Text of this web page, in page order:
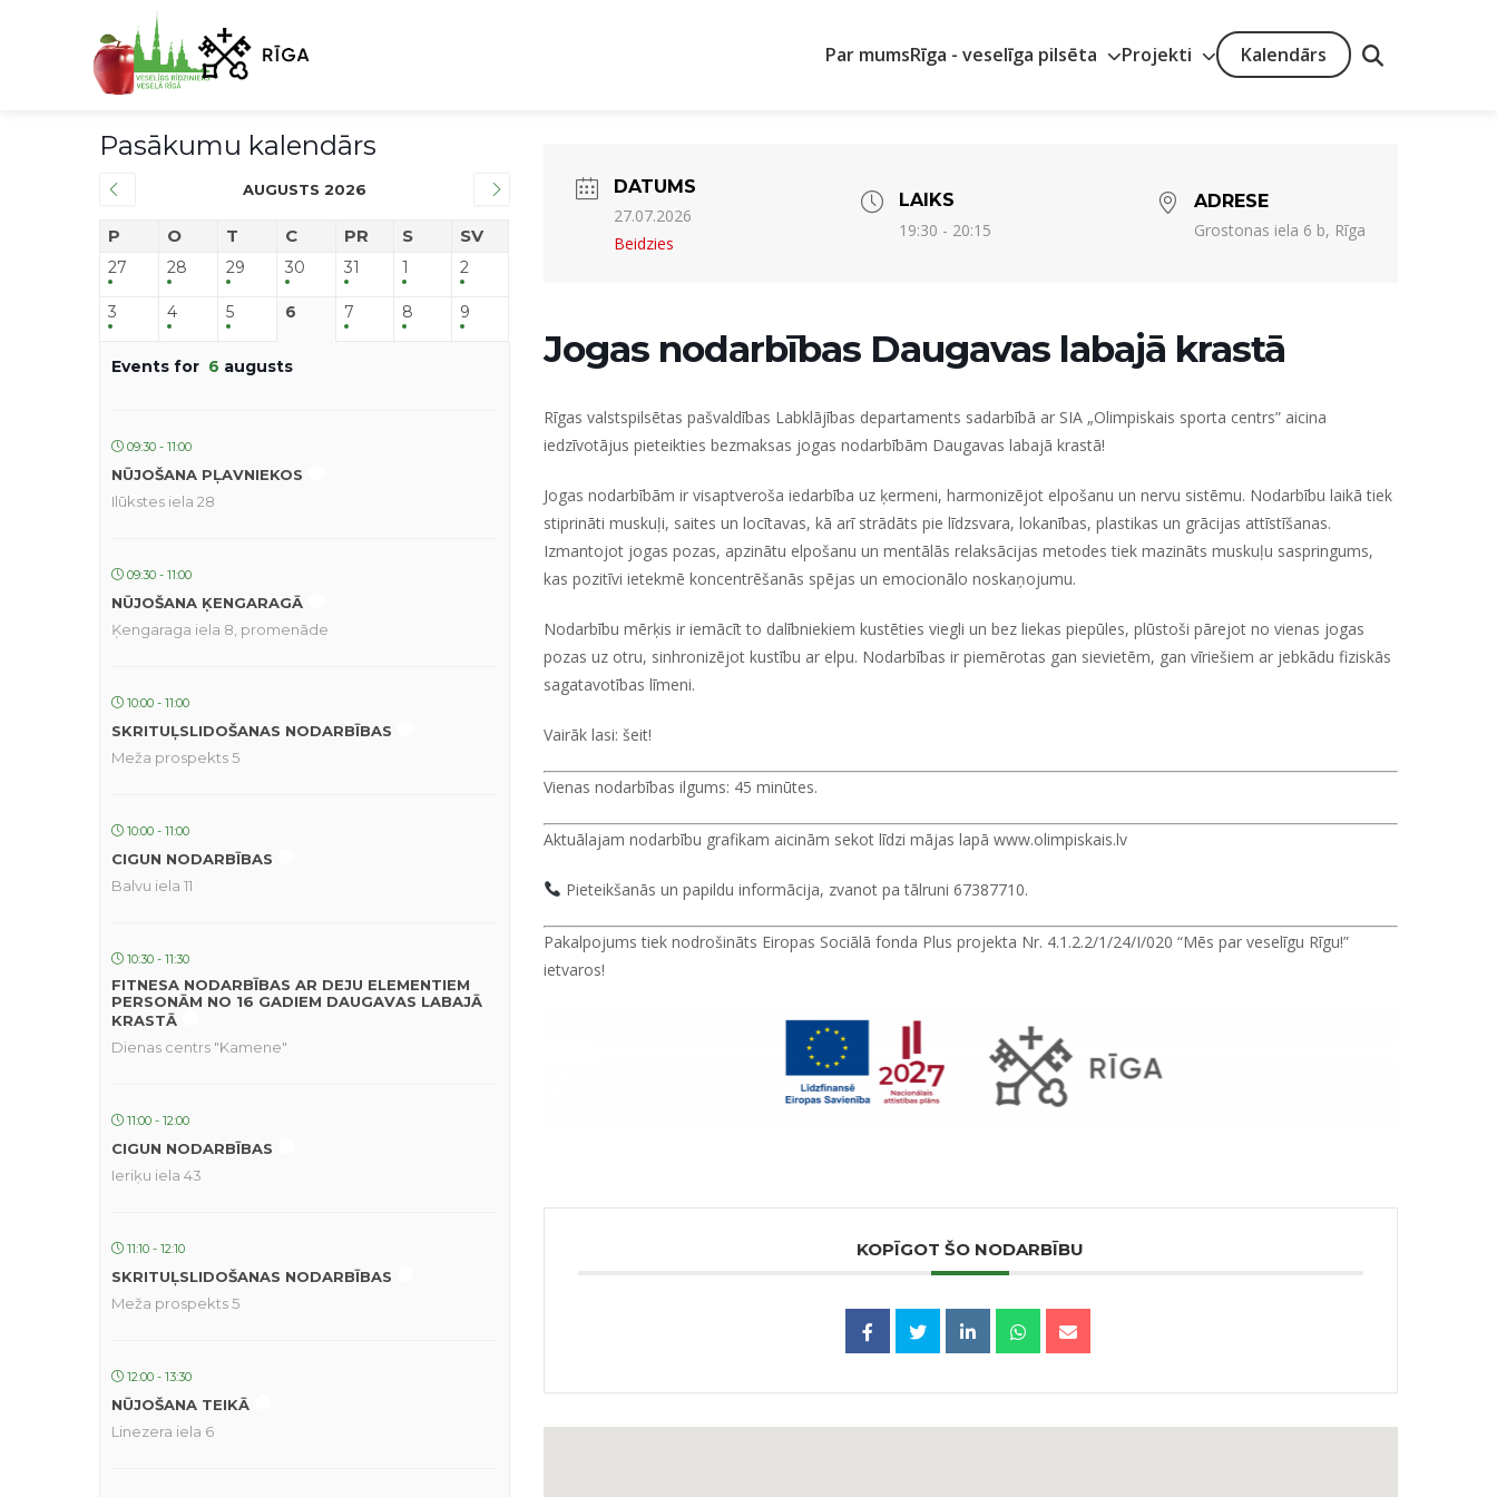
Par mumsRīga - veselīga pilsēta Projekti Kalendārs
Pasākumu kalendārs
AUGUSTS 2026
P O T C PR S SV
27 28 29 30 31 1 2
3 4 5 6 7 8 9
Events for 6 augusts
09:30 - 11:00
NŪJOŠANA PĻAVNIEKOS
Ilūkstes iela 28
09:30 - 11:00
NŪJOŠANA ĶENGARAGĀ
Ķengaraga iela 8, promenāde
10:00 - 11:00
SKRITUĻSLIDOŠANAS NODARBĪBAS
Meža prospekts 5
10:00 - 11:00
CIGUN NODARBĪBAS
Balvu iela 11
10:30 - 11:30
FITNESA NODARBĪBAS AR DEJU ELEMENTIEM
PERSONĀM NO 16 GADIEM DAUGAVAS LABAJĀ
KRASTĀ
Dienas centrs "Kamene"
11:00 - 12:00
CIGUN NODARBĪBAS
Ieriķu iela 43
11:10 - 12:10
SKRITUĻSLIDOŠANAS NODARBĪBAS
Meža prospekts 5
12:00 - 13:30
NŪJOŠANA TEIKĀ
Linezera iela 6
DATUMS
27.07.2026
Beidzies
LAIKS
19:30 - 20:15
ADRESE
Grostonas iela 6 b, Rīga
Jogas nodarbības Daugavas labajā krastā
Rīgas valstspilsētas pašvaldības Labklājības departaments sadarbībā ar SIA „Olimpiskais sporta centrs” aicina
iedzīvotājus pieteikties bezmaksas jogas nodarbībām Daugavas labajā krastā!
Jogas nodarbībām ir visaptveroša iedarbība uz ķermeni, harmonizējot elpošanu un nervu sistēmu. Nodarbību laikā tiek
stiprināti muskuļi, saites un locītavas, kā arī strādāts pie līdzsvara, lokanības, plastikas un grācijas attīstīšanas.
Izmantojot jogas pozas, apzinātu elpošanu un mentālās relaksācijas metodes tiek mazināts muskuļu saspringums,
kas pozitīvi ietekmē koncentrēšanās spējas un emocionālo noskaņojumu.
Nodarbību mērķis ir iemācīt to dalībniekiem kustēties viegli un bez liekas piepūles, plūstoši pārejot no vienas jogas
pozas uz otru, sinhronizējot kustību ar elpu. Nodarbības ir piemērotas gan sievietēm, gan vīriešiem ar jebkādu fiziskās
sagatavotības līmeni.
Vairāk lasi: šeit!
Vienas nodarbības ilgums: 45 minūtes.
Aktuālajam nodarbību grafikam aicinām sekot līdzi mājas lapā www.olimpiskais.lv
Pieteikšanās un papildu informācija, zvanot pa tālruni 67387710.
Pakalpojums tiek nodrošināts Eiropas Sociālā fonda Plus projekta Nr. 4.1.2.2/1/24/I/020 “Mēs par veselīgu Rīgu!”
ietvaros!
KOPĪGOT ŠO NODARBĪBU